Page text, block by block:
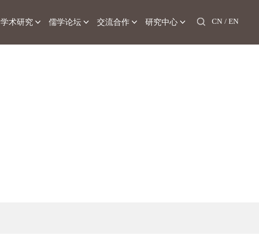
学术研究 儒学论坛 交流合作 研究中心 CN / EN